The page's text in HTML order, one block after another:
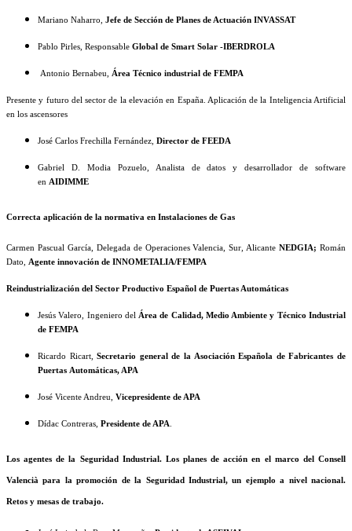
Mariano Naharro, Jefe de Sección de Planes de Actuación INVASSAT
Pablo Pirles, Responsable Global de Smart Solar -IBERDROLA
Antonio Bernabeu, Área Técnico industrial de FEMPA
Presente y futuro del sector de la elevación en España. Aplicación de la Inteligencia Artificial
en los ascensores
José Carlos Frechilla Fernández, Director de FEEDA
Gabriel D. Modia Pozuelo, Analista de datos y desarrollador de software
en AIDIMME
Correcta aplicación de la normativa en Instalaciones de Gas
Carmen Pascual García, Delegada de Operaciones Valencia, Sur, AlicanteNEDGIA; Román
Dato, Agente innovación de INNOMETALIA/FEMPA
Reindustrialización del Sector Productivo Español de Puertas Automáticas
Jesús Valero, Ingeniero delÁrea de Calidad, Medio Ambiente y Técnico Industrial
de FEMPA
Ricardo Ricart, Secretario general de la Asociación Española de Fabricantes de
Puertas Automáticas, APA
José Vicente Andreu, Vicepresidente de APA
Dídac Contreras, Presidente de APA.
Los agentes de la Seguridad Industrial. Los planes de acción en el marco del Consell
Valencià para la promoción de la Seguridad Industrial, un ejemplo a nivel nacional.
Retos y mesas de trabajo.